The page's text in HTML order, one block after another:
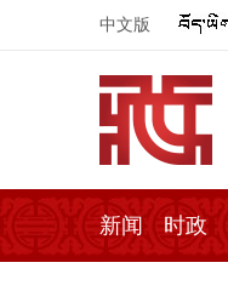
中文版
新闻 时政